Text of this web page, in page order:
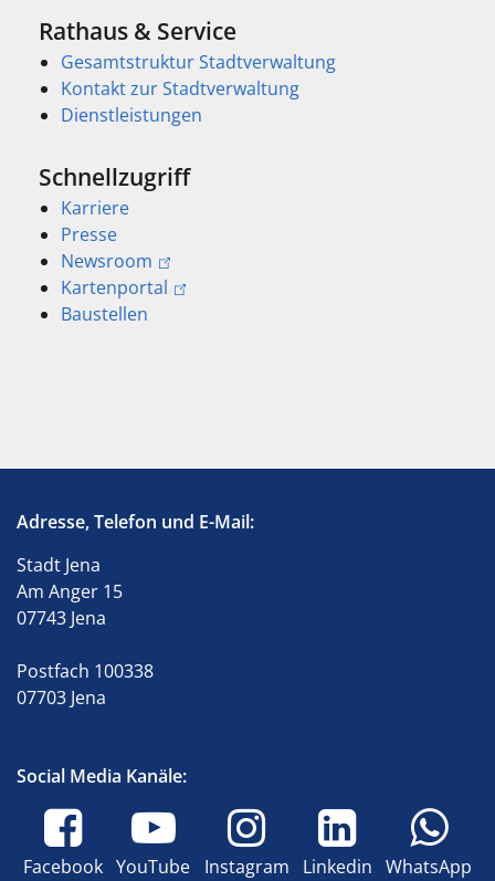
Rathaus & Service
Gesamtstruktur Stadtverwaltung
Kontakt zur Stadtverwaltung
Dienstleistungen
Schnellzugriff
Karriere
Presse
Newsroom
Kartenportal
Baustellen
Adresse, Telefon und E-Mail:
Stadt Jena
Am Anger 15
07743 Jena
Postfach 100338
07703 Jena
Social Media Kanäle:
Facebook YouTube Instagram Linkedin WhatsApp